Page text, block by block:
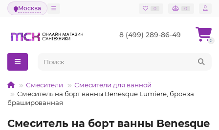
Москва 0 0
8 (499) 289-86-49
0
Смесители
Смесители для ванной
Смеситель на борт ванны Benesque Lumiere, бронза
брашированная
Смеситель на борт ванны Benesque